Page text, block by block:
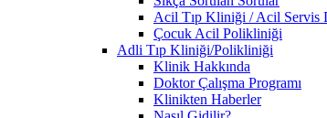
Acil Tıp Kliniği / Acil Servis
Çocuk Acil Polikliniği
Adli Tıp Kliniği/Polikliniği
Klinik Hakkında
Doktor Çalışma Programı
Klinikten Haberler